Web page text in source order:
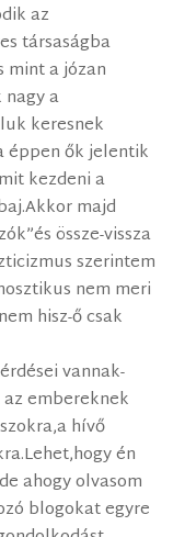
az
társaságba
mint a józan
a
keresnek
éppen ők jelentik
kezdeni a
majd
össze-vissza
szerintem
nem meri
hisz-ő csak
vannak-
embereknek
hívő
én
ahogy olvasom
blogokat egyre